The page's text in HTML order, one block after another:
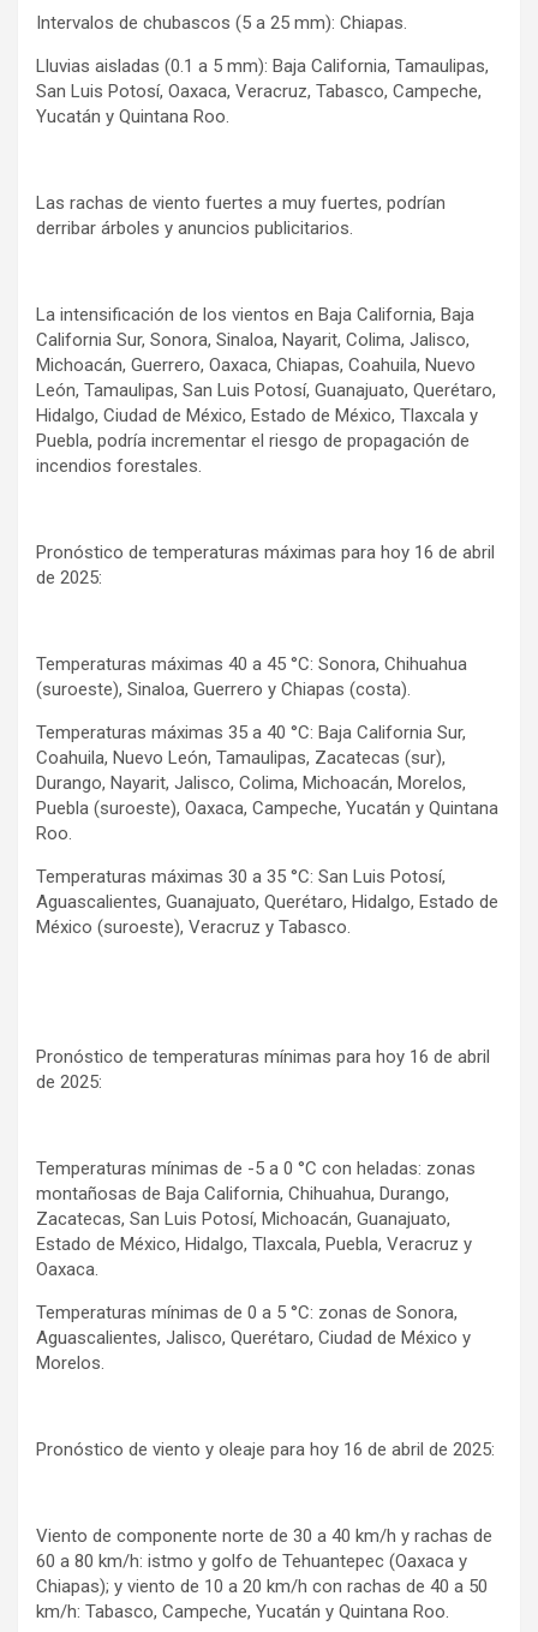
Intervalos de chubascos (5 a 25 mm): Chiapas.
Lluvias aisladas (0.1 a 5 mm): Baja California, Tamaulipas,
San Luis Potosí, Oaxaca, Veracruz, Tabasco, Campeche,
Yucatán y Quintana Roo.
Las rachas de viento fuertes a muy fuertes, podrían
derribar árboles y anuncios publicitarios.
La intensificación de los vientos en Baja California, Baja
California Sur, Sonora, Sinaloa, Nayarit, Colima, Jalisco,
Michoacán, Guerrero, Oaxaca, Chiapas, Coahuila, Nuevo
León, Tamaulipas, San Luis Potosí, Guanajuato, Querétaro,
Hidalgo, Ciudad de México, Estado de México, Tlaxcala y
Puebla, podría incrementar el riesgo de propagación de
incendios forestales.
Pronóstico de temperaturas máximas para hoy 16 de abril
de 2025:
Temperaturas máximas 40 a 45 °C: Sonora, Chihuahua
(suroeste), Sinaloa, Guerrero y Chiapas (costa).
Temperaturas máximas 35 a 40 °C: Baja California Sur,
Coahuila, Nuevo León, Tamaulipas, Zacatecas (sur),
Durango, Nayarit, Jalisco, Colima, Michoacán, Morelos,
Puebla (suroeste), Oaxaca, Campeche, Yucatán y Quintana
Roo.
Temperaturas máximas 30 a 35 °C: San Luis Potosí,
Aguascalientes, Guanajuato, Querétaro, Hidalgo, Estado de
México (suroeste), Veracruz y Tabasco.
Pronóstico de temperaturas mínimas para hoy 16 de abril
de 2025:
Temperaturas mínimas de -5 a 0 °C con heladas: zonas
montañosas de Baja California, Chihuahua, Durango,
Zacatecas, San Luis Potosí, Michoacán, Guanajuato,
Estado de México, Hidalgo, Tlaxcala, Puebla, Veracruz y
Oaxaca.
Temperaturas mínimas de 0 a 5 °C: zonas de Sonora,
Aguascalientes, Jalisco, Querétaro, Ciudad de México y
Morelos.
Pronóstico de viento y oleaje para hoy 16 de abril de 2025:
Viento de componente norte de 30 a 40 km/h y rachas de
60 a 80 km/h: istmo y golfo de Tehuantepec (Oaxaca y
Chiapas); y viento de 10 a 20 km/h con rachas de 40 a 50
km/h: Tabasco, Campeche, Yucatán y Quintana Roo.